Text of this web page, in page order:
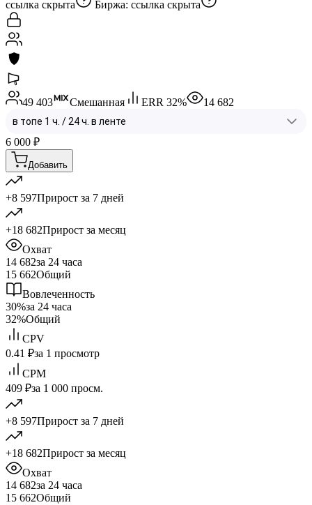
ссылка скрыта
Биржа: ссылка скрыта
49 403 Смешанная ERR 32% 14 682
6 000 ₽
Добавить
+8 597Прирост за 7 дней
+18 682Прирост за месяц
Охват
14 682за 24 часа
15 662Общий
Вовлеченность
30%за 24 часа
32%Общий
CPV
0.41 ₽за 1 просмотр
CPM
409 ₽за 1 000 просм.
+8 597Прирост за 7 дней
+18 682Прирост за месяц
Охват
14 682за 24 часа
15 662Общий